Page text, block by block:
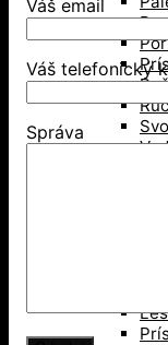
Váš email
Váš telefonický
Správa